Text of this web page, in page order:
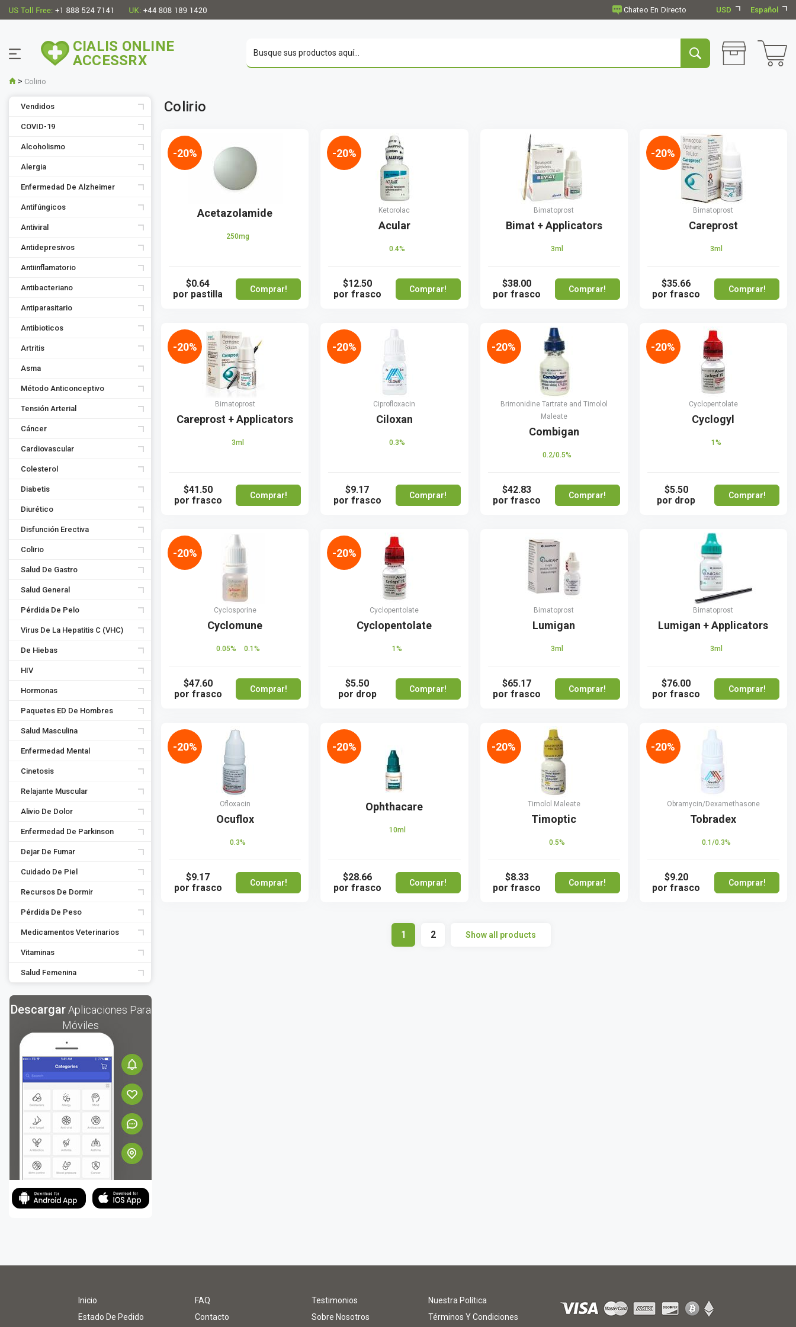
USD Español
CIALIS ONLINE
ACCESSRX
> Colirio
Vendidos
COVID-19
Alcoholismo
Alergia
Enfermedad De Alzheimer
Antifúngicos
Antiviral
Antidepresivos
Antiinflamatorio
Antibacteriano
Antiparasitario
Antibioticos
Artritis
Asma
Método Anticonceptivo
Tensión Arterial
Cáncer
Cardiovascular
Colesterol
Diabetis
Diurético
Disfunción Erectiva
Colirio
Salud De Gastro
Salud General
Pérdida De Pelo
Virus De La Hepatitis C (VHC)
De Hiebas
HIV
Hormonas
Paquetes ED De Hombres
Salud Masculina
Enfermedad Mental
Cinetosis
Relajante Muscular
Alivio De Dolor
Enfermedad De Parkinson
Dejar De Fumar
Cuidado De Piel
Recursos De Dormir
Pérdida De Peso
Medicamentos Veterinarios
Vitaminas
Salud Femenina
DescargarAplicaciones Para
Móviles
Colirio
Acetazolamide
250mg
$0.64
por pastilla
Comprar!
-20%
Ketorolac
Acular
0.4%
$12.50
por frasco
Comprar!
-20%
Bimatoprost
Bimat + Applicators
3ml
$38.00
por frasco
Comprar!
Bimatoprost
Careprost
3ml
$35.66
por frasco
Comprar!
-20%
Bimatoprost
Careprost + Applicators
3ml
$41.50
por frasco
Comprar!
-20%
Ciprofloxacin
Ciloxan
0.3%
$9.17
por frasco
Comprar!
-20%
Brimonidine Tartrate and Timolol
Maleate
Combigan
0.2/0.5%
$42.83
por frasco
Comprar!
-20%
Cyclopentolate
Cyclogyl
1%
$5.50
por drop
Comprar!
-20%
Cyclosporine
Cyclomune
0.05% 0.1%
$47.60
por frasco
Comprar!
-20%
Cyclopentolate
Cyclopentolate
1%
$5.50
por drop
Comprar!
-20%
Bimatoprost
Lumigan
3ml
$65.17
por frasco
Comprar!
Bimatoprost
Lumigan + Applicators
3ml
$76.00
por frasco
Comprar!
Ofloxacin
Ocuflox
0.3%
$9.17
por frasco
Comprar!
-20%
Ophthacare
10ml
$28.66
por frasco
Comprar!
-20%
Timolol Maleate
Timoptic
0.5%
$8.33
por frasco
Comprar!
-20%
Obramycin/Dexamethasone
Tobradex
0.1/0.3%
$9.20
por frasco
Comprar!
-20%
1 2 Show all products
Inicio FAQ Testimonios
Nuestra Política
Estado De Pedido
Contacto Sobre Nosotros Términos Y Condiciones